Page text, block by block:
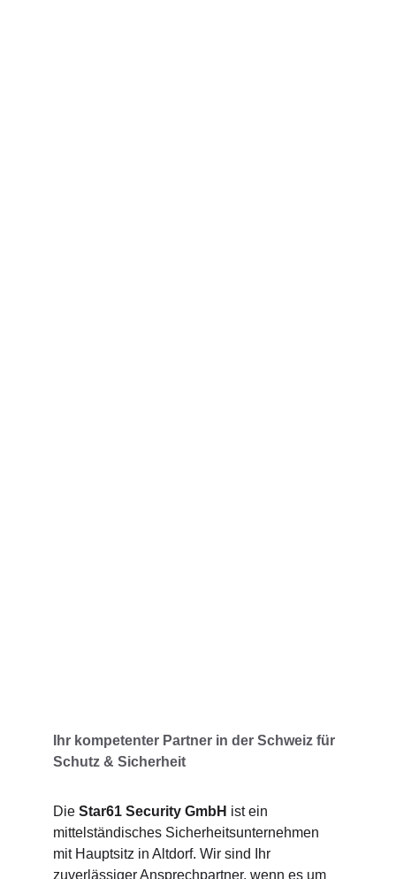
Ihr kompetenter Partner in der Schweiz für
Schutz & Sicherheit
Die Star61 Security GmbH ist ein
mittelständisches Sicherheitsunternehmen
mit Hauptsitz in Altdorf. Wir sind Ihr
zuverlässiger Ansprechpartner, wenn es um